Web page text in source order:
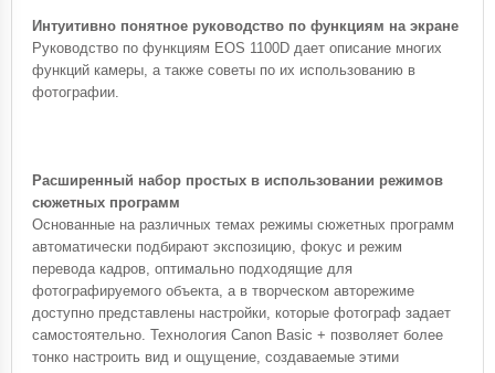
Интуитивно понятное руководство по функциям на экране
Руководство по функциям EOS 1100D дает описание многих
функций камеры, а также советы по их использованию в
фотографии.
Расширенный набор простых в использовании режимов
сюжетных программ
Основанные на различных темах режимы сюжетных программ
автоматически подбирают экспозицию, фокус и режим
перевода кадров, оптимально подходящие для
фотографируемого объекта, а в творческом авторежиме
доступно представлены настройки, которые фотограф задает
самостоятельно. Технология Canon Basic + позволяет более
тонко настроить вид и ощущение, создаваемые этими